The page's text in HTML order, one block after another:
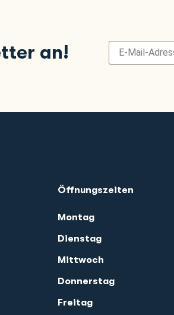
an!
Öffnungszeiten
Montag
Dienstag
Mittwoch
Donnerstag
Freitag